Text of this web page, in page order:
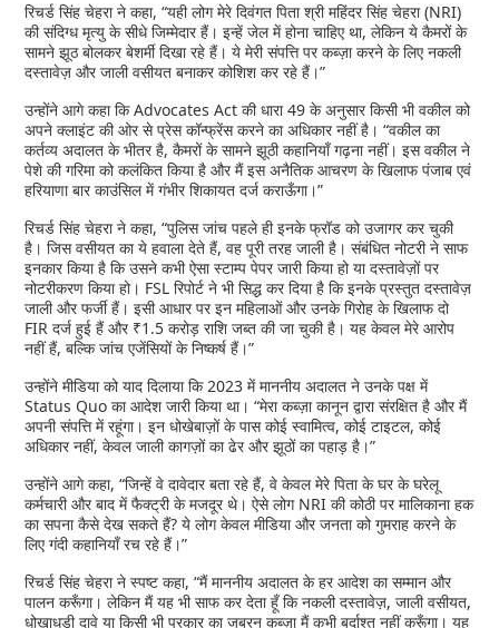
रिचर्ड सिंह चेहरा ने कहा, “यही लोग मेरे दिवंगत पिता श्री महिंदर सिंह चेहरा (NRI)
की संदिग्ध मृत्यु के सीधे जिम्मेदार हैं। इन्हें जेल में होना चाहिए था, लेकिन ये कैमरों के
सामने झूठ बोलकर बेशर्मी दिखा रहे हैं। ये मेरी संपत्ति पर कब्ज़ा करने के लिए नकली
दस्तावेज़ और जाली वसीयत बनाकर कोशिश कर रहे हैं।”
उन्होंने आगे कहा कि Advocates Act की धारा 49 के अनुसार किसी भी वकील को
अपने क्लाइंट की ओर से प्रेस कॉन्फ्रेंस करने का अधिकार नहीं है। “वकील का
कर्तव्य अदालत के भीतर है, कैमरों के सामने झूठी कहानियाँ गढ़ना नहीं। इस वकील ने
पेशे की गरिमा को कलंकित किया है और मैं इस अनैतिक आचरण के खिलाफ पंजाब एवं
हरियाणा बार काउंसिल में गंभीर शिकायत दर्ज कराऊँगा।”
रिचर्ड सिंह चेहरा ने कहा, “पुलिस जांच पहले ही इनके फ्रॉड को उजागर कर चुकी
है। जिस वसीयत का ये हवाला देते हैं, वह पूरी तरह जाली है। संबंधित नोटरी ने साफ
इनकार किया है कि उसने कभी ऐसा स्टाम्प पेपर जारी किया हो या दस्तावेज़ों पर
नोटरीकरण किया हो। FSL रिपोर्ट ने भी सिद्ध कर दिया है कि इनके प्रस्तुत दस्तावेज़
जाली और फर्जी हैं। इसी आधार पर इन महिलाओं और उनके गिरोह के खिलाफ दो
FIR दर्ज हुई हैं और ₹1.5 करोड़ राशि जब्त की जा चुकी है। यह केवल मेरे आरोप
नहीं हैं, बल्कि जांच एजेंसियों के निष्कर्ष हैं।”
उन्होंने मीडिया को याद दिलाया कि 2023 में माननीय अदालत ने उनके पक्ष में
Status Quo का आदेश जारी किया था। “मेरा कब्ज़ा कानून द्वारा संरक्षित है और मैं
अपनी संपत्ति में रहूंगा। इन धोखेबाज़ों के पास कोई स्वामित्व, कोई टाइटल, कोई
अधिकार नहीं, केवल जाली कागज़ों का ढेर और झूठों का पहाड़ है।”
उन्होंने आगे कहा, “जिन्हें वे दावेदार बता रहे हैं, वे केवल मेरे पिता के घर के घरेलू
कर्मचारी और बाद में फैक्ट्री के मजदूर थे। ऐसे लोग NRI की कोठी पर मालिकाना हक
का सपना कैसे देख सकते हैं? ये लोग केवल मीडिया और जनता को गुमराह करने के
लिए गंदी कहानियाँ रच रहे हैं।”
रिचर्ड सिंह चेहरा ने स्पष्ट कहा, “मैं माननीय अदालत के हर आदेश का सम्मान और
पालन करूँगा। लेकिन मैं यह भी साफ कर देता हूँ कि नकली दस्तावेज़, जाली वसीयत,
धोखाधड़ी दावे या किसी भी प्रकार का जबरन कब्ज़ा मैं कभी बर्दाश्त नहीं करूँगा। यह